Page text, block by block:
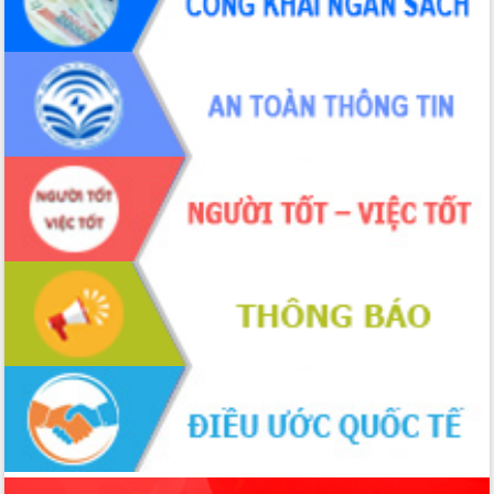
sầu riêng tại Đắk Lắk
Trình diễn nghệ thuật chế biến các
món ăn từ sầu riêng
Đắk Lắk công bố Quy hoạch và xúc
tiến đầu tư tỉnh
Ngành cá ngừ Đắk Lắk chủ động thích
ứng để giữ vững thị trường xuất khẩu
Diễn đàn Kinh tế tư nhân Việt Nam đột
phá cơ chế - Hợp tác công tư
Đề án 06 tạo bước ngoặt đột phá trong
cải cách hành chính tỉnh Đắk Lắk
Kết nối tour, đẩy mạnh chuyển đổi số
để phát triển du lịch Đắk Lắk
Khởi động Dự án Đầu tư xây dựng hạ
tầng kỹ thuật Cụm công nghiệp Tân
Gặp mặt các cơ quan báo chí nhân Kỷ
niệm 101 năm Ngày Báo chí Cách
mạng Việt Nam
Đắk Lắk sơ kết 4 năm triển khai thực